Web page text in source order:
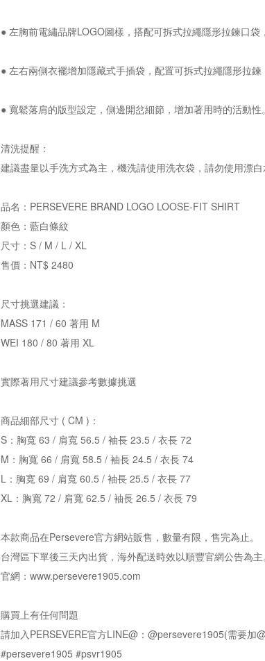
● 左胸前電繡品牌LOGO圖樣，搭配可拆式拉繩隱形拉鍊口袋
● 左右兩側衣襬增加隱藏式手插袋，配置可拆式拉繩隱形拉鍊
● 寬鬆落肩的版型設定，側邊開岔細節，增加著用時的活動性。
清洗提醒：
建議盡量以手洗方式為主，機洗請使用洗衣袋，請勿使用漂白
品名：PERSEVERE BRAND LOGO LOOSE-FIT SHIRT
顏色：藍白條紋
尺寸：S / M / L / XL
售價：NT$ 2480
尺寸挑選建議：
MASS 171 / 60 著用 M
WEI 180 / 80 著用 XL
實際著用尺寸建議參考數據挑選
商品細部尺寸 ( CM )：
S：胸寬 63 / 肩寬 56.5 / 袖長 23.5 / 衣長 72
M：胸寬 66 / 肩寬 58.5 / 袖長 24.5 / 衣長 74
L：胸寬 69 / 肩寬 60.5 / 袖長 25.5 / 衣長 77
XL：胸寬 72 / 肩寬 62.5 / 袖長 26.5 / 衣長 79
本款商品在Persevere官方網站販售，數量有限，售完為止。
台灣區下單後三天內出貨，海外配送時效以順豐官網公告為主
官網：www.persevere1905.com
購買上有任何問題
請加入PERSEVERE官方LINE@：@persevere1905(需要加
#persevere1905 #psvr1905